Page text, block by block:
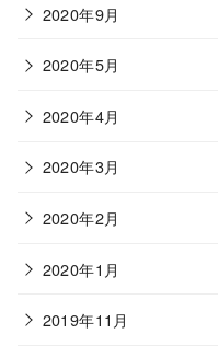
2020年9月
2020年5月
2020年4月
2020年3月
2020年2月
2020年1月
2019年11月